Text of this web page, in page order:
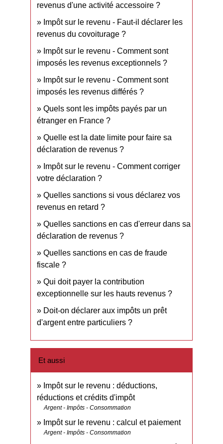
revenus d'une activité accessoire ?
Impôt sur le revenu - Faut-il déclarer les
revenus du covoiturage ?
Impôt sur le revenu - Comment sont
imposés les revenus exceptionnels ?
Impôt sur le revenu - Comment sont
imposés les revenus différés ?
Quels sont les impôts payés par un
étranger en France ?
Quelle est la date limite pour faire sa
déclaration de revenus ?
Impôt sur le revenu - Comment corriger
votre déclaration ?
Quelles sanctions si vous déclarez vos
revenus en retard ?
Quelles sanctions en cas d'erreur dans sa
déclaration de revenus ?
Quelles sanctions en cas de fraude
fiscale ?
Qui doit payer la contribution
exceptionnelle sur les hauts revenus ?
Doit-on déclarer aux impôts un prêt
d'argent entre particuliers ?
Et aussi
Impôt sur le revenu : déductions,
réductions et crédits d'impôt
Argent - Impôts - Consommation
Impôt sur le revenu : calcul et paiement
Argent - Impôts - Consommation